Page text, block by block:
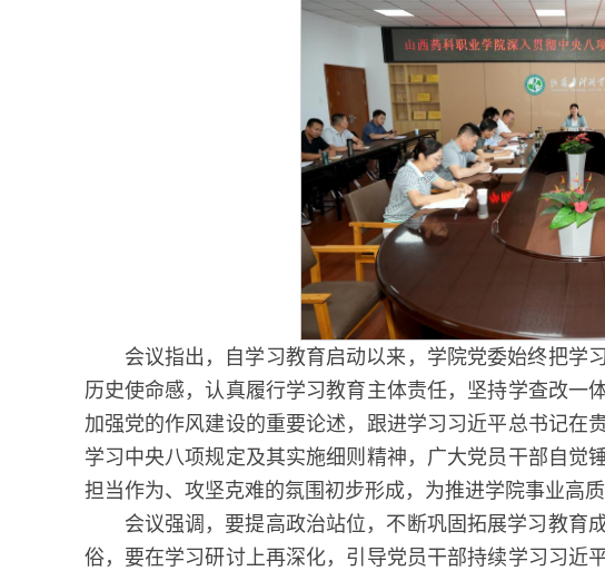
会议指出，自学习教育启动以来，学院党委始终把学
历史使命感，认真履行学习教育主体责任，坚持学查改一
加强党的作风建设的重要论述，跟进学习习近平总书记在
学习中央八项规定及其实施细则精神，广大党员干部自觉
担当作为、攻坚克难的氛围初步形成，为推进学院事业高
会议强调，要提高政治站位，不断巩固拓展学习教育
俗，要在学习研讨上再深化，引导党员干部持续学习习近